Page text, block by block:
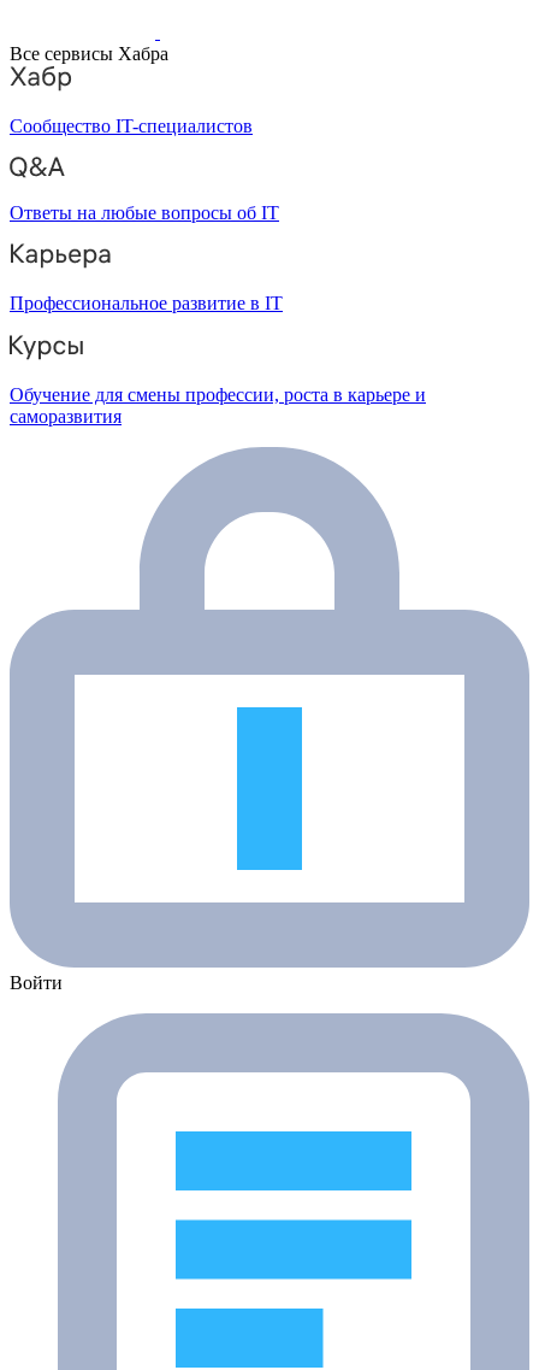
Все сервисы Хабра
Сообщество IT-специалистов
Ответы на любые вопросы об IT
Профессиональное развитие в IT
Обучение для смены профессии, роста в карьере и
саморазвития
Войти